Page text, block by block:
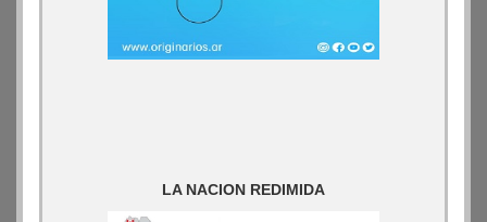
LA NACION REDIMIDA